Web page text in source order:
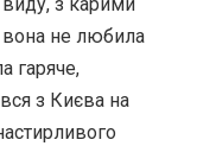
не любила
гаряче,
з Києва на